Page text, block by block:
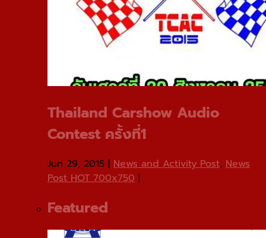
Thailand Carshow Audio
Contest ครั้งที่1
Jun 29, 2015 | News and Activity Post, News
Post HOT 700x750 |
Featured